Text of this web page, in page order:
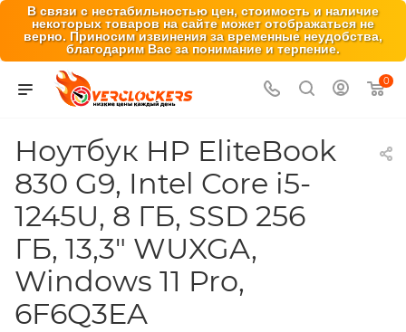
В связи с нестабильностью цен, стоимость и наличие
некоторых товаров на сайте может отображаться не
верно. Приносим извинения за временные неудобства,
благодарим Вас за понимание и терпение.
0
Ноутбук HP EliteBook
830 G9, Intel Core i5-
1245U, 8 ГБ, SSD 256
ГБ, 13,3″ WUXGA,
Windows 11 Pro,
6F6Q3EA